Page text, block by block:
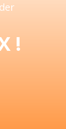
!